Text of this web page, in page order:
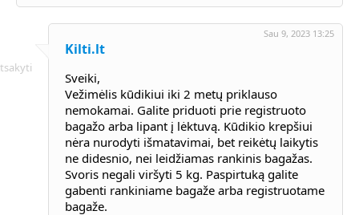
Kilti.lt
Sau 9, 2023 13:25
Sveiki,
Vežimėlis kūdikiui iki 2 metų priklauso
nemokamai. Galite priduoti prie registruoto
bagažo arba lipant į lėktuvą. Kūdikio krepšiui
nėra nurodyti išmatavimai, bet reikėtų laikytis
ne didesnio, nei leidžiamas rankinis bagažas.
Svoris negali viršyti 5 kg. Paspirtuką galite
gabenti rankiniame bagaže arba registruotame
bagaže.